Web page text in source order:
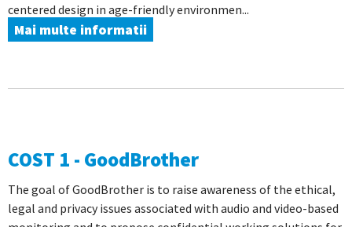
centered design in age-friendly environmen...
Mai multe informatii
COST 1 - GoodBrother
The goal of GoodBrother is to raise awareness of the ethical,
legal and privacy issues associated with audio and video-based